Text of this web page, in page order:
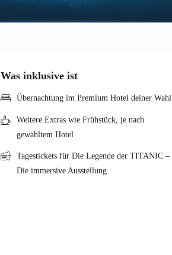
Was inklusive ist
Übernachtung im Premium Hotel deiner Wahl
Weitere Extras wie Frühstück, je nach
gewähltem Hotel
Tagestickets für Die Legende der TITANIC –
Die immersive Ausstellung